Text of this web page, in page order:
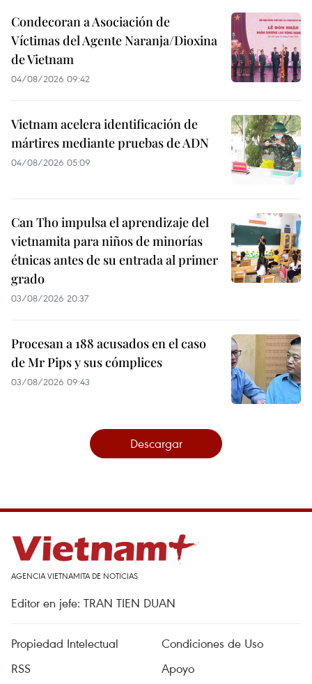
Condecoran a Asociación de
Víctimas del Agente Naranja/Dioxina
de Vietnam
04/08/2026 09:42
Vietnam acelera identificación de
mártires mediante pruebas de ADN
04/08/2026 05:09
Can Tho impulsa el aprendizaje del
vietnamita para niños de minorías
étnicas antes de su entrada al primer
grado
03/08/2026 20:37
Procesan a 188 acusados en el caso
de Mr Pips y sus cómplices
03/08/2026 09:43
Descargar
AGENCIA VIETNAMITA DE NOTICIAS
Editor en jefe: TRAN TIEN DUAN
Propiedad Intelectual
Condiciones de Uso
RSS
Apoyo